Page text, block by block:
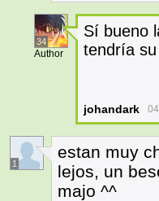
34
Author
Sí bueno
tendría
johandark
1
estan muy
lejos, un
majo ^^